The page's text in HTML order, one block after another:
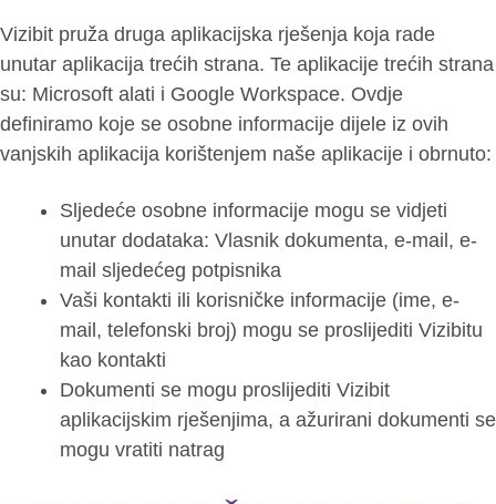
Vizibit pruža druga aplikacijska rješenja koja rade
unutar aplikacija trećih strana. Te aplikacije trećih strana
su: Microsoft alati i Google Workspace. Ovdje
definiramo koje se osobne informacije dijele iz ovih
vanjskih aplikacija korištenjem naše aplikacije i obrnuto:
Sljedeće osobne informacije mogu se vidjeti
unutar dodataka: Vlasnik dokumenta, e-mail, e-
mail sljedećeg potpisnika
Vaši kontakti ili korisničke informacije (ime, e-
mail, telefonski broj) mogu se proslijediti Vizibitu
kao kontakti
Dokumenti se mogu proslijediti Vizibit
aplikacijskim rješenjima, a ažurirani dokumenti se
mogu vratiti natrag